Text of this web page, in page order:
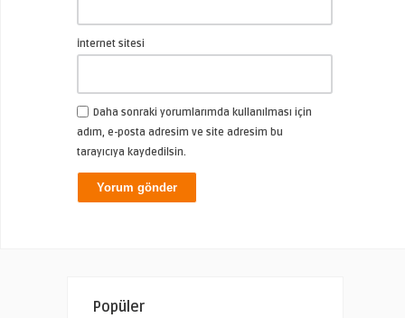
İnternet sitesi
Daha sonraki yorumlarımda kullanılması için
adım, e-posta adresim ve site adresim bu
tarayıcıya kaydedilsin.
Popüler